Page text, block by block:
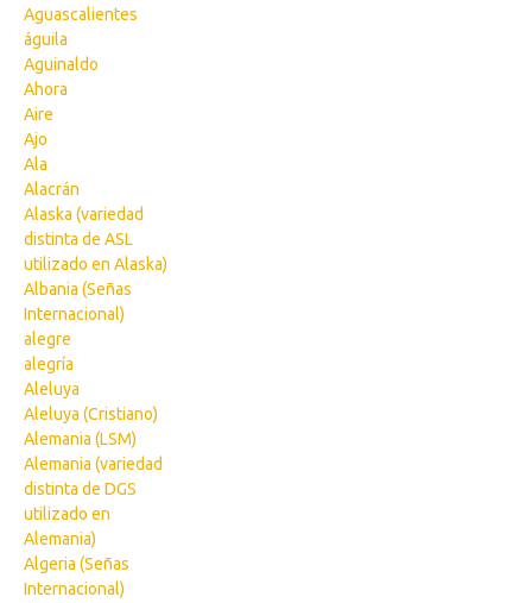
Aguascalientes
águila
Aguinaldo
Ahora
Aire
Ajo
Ala
Alacrán
Alaska (variedad
distinta de ASL
utilizado en Alaska)
Albania (Señas
Internacional)
alegre
alegría
Aleluya
Aleluya (Cristiano)
Alemania (LSM)
Alemania (variedad
distinta de DGS
utilizado en
Alemania)
Algeria (Señas
Internacional)